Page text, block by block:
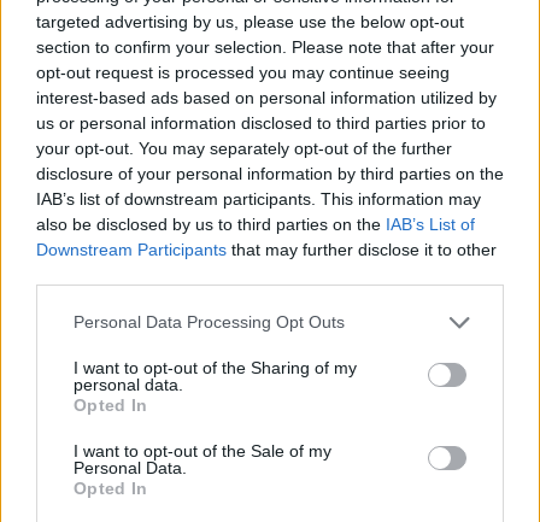
targeted advertising by us, please use the below opt-out
section to confirm your selection. Please note that after your
opt-out request is processed you may continue seeing
interest-based ads based on personal information utilized by
us or personal information disclosed to third parties prior to
your opt-out. You may separately opt-out of the further
disclosure of your personal information by third parties on the
IAB’s list of downstream participants. This information may
also be disclosed by us to third parties on the IAB’s List of
Downstream Participants that may further disclose it to other
Personal Data Processing Opt Outs
I want to opt-out of the Sharing of my
personal data.
Opted In
I want to opt-out of the Sale of my
Personal Data.
Opted In